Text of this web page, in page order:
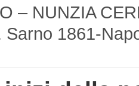
– NUNZIA
Sarno 1861-